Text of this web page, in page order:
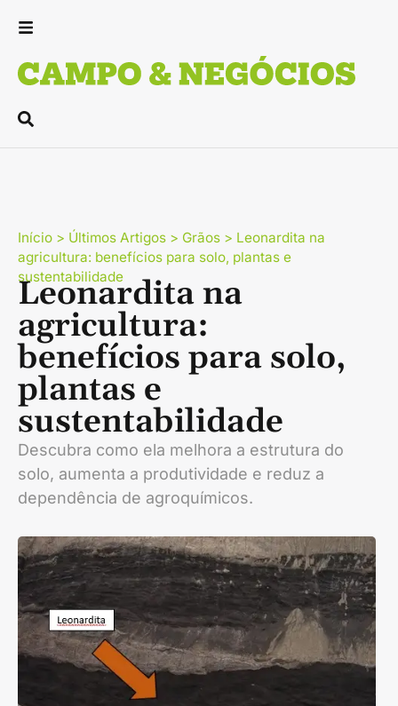
Início > Últimos Artigos > Grãos > Leonardita na
agricultura: benefícios para solo, plantas e
sustentabilidade
Leonardita na
agricultura:
benefícios para solo,
plantas e
sustentabilidade
Descubra como ela melhora a estrutura do
solo, aumenta a produtividade e reduz a
dependência de agroquímicos.